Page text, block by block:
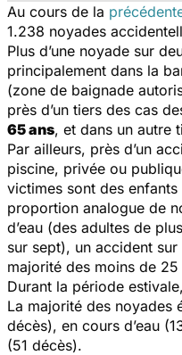
Au cours de la
1.238 noyades
Plus d’une noyade sur
principalement dans la
(zone de baignade
près d’un tiers des cas
65 ans, et dans un autre
Par ailleurs, près d’un
piscine, privée ou
victimes sont des
proportion analogue de
d’eau (des adultes de
sur sept), un accident sur
majorité des moins de 25
Durant la période
La majorité des noyades
décès), en cours d’eau
(51 décès).